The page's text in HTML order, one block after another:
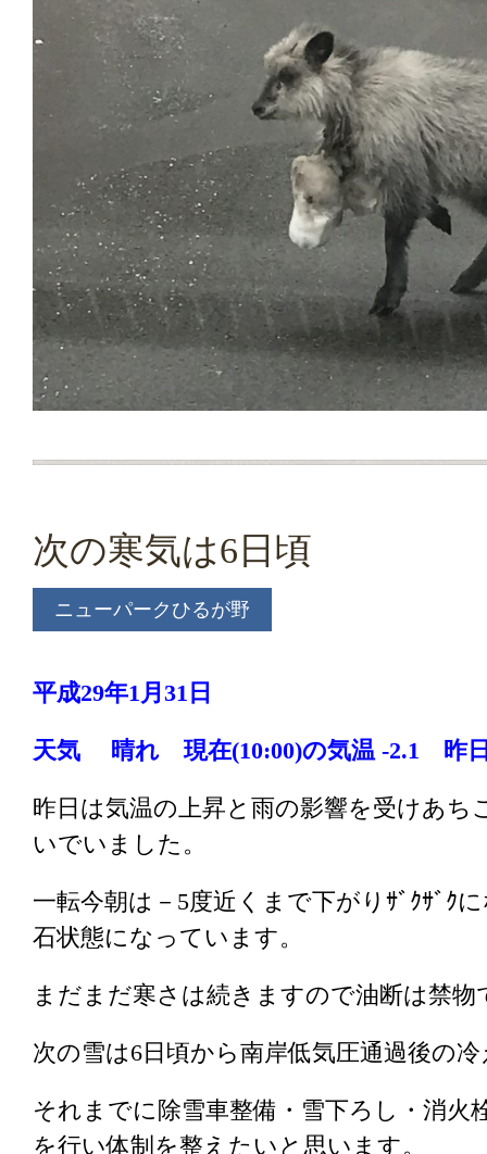
次の寒気は6日頃
ニューパークひるが野
平成29年1月31 日
天気 晴れ 現在(10:00)の気温 -2.1 昨
昨日は気温の上昇と雨の影響を受けあち
いでいました。
一転今朝は－5度近くまで下がりｻﾞｸｻﾞｸ
石状態になっています。
まだまだ寒さは続きますので油断は禁物
次の雪は6日頃から南岸低気圧通過後の
それまでに除雪車整備・雪下ろし・消火
を行い体制を整えたいと思います。